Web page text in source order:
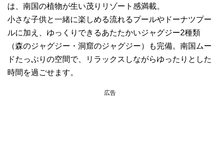
は、南国の植物が生い茂りリゾート感満載。
小さな子供と一緒に楽しめる流れるプールやドーナツプー
ルに加え、ゆっくりできるあたたかいジャグジー2種類
（森のジャグジー・洞窟のジャグジー）も完備。南国ムー
ドたっぷりの空間で、リラックスしながらゆったりとした
時間を過ごせます。
広告